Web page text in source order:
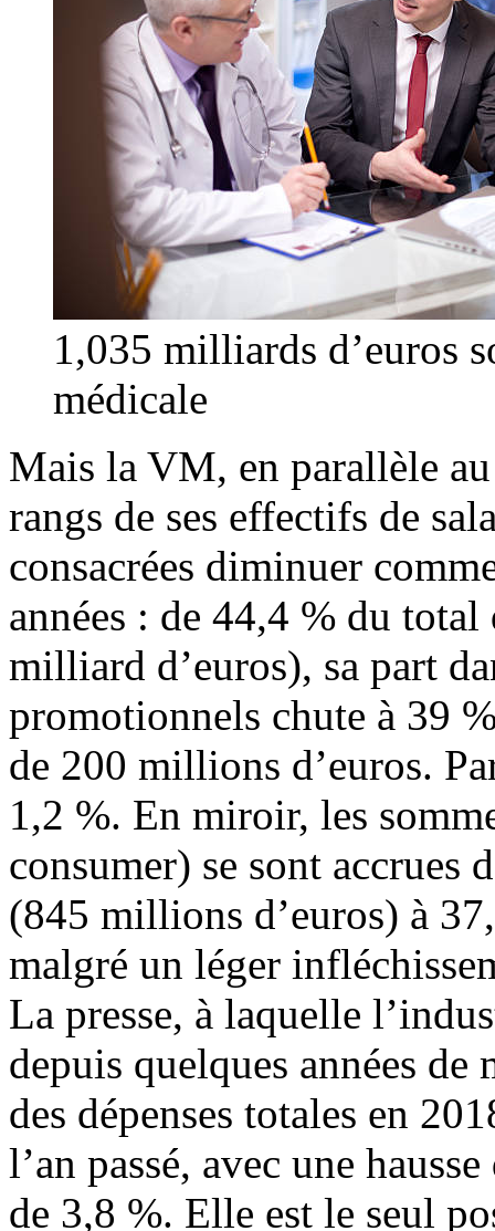
1,035 milliards d’euros
médicale
Mais la VM, en parallèle
rangs de ses effectifs de
consacrées diminuer
années : de 44,4 % du
milliard d’euros), sa part
promotionnels chute à 39
de 200 millions d’euros.
1,2 %. En miroir, les
consumer) se sont accrues
(845 millions d’euros) à
malgré un léger
La presse, à laquelle
depuis quelques années
des dépenses totales en
l’an passé, avec une
de 3,8 %. Elle est le seul